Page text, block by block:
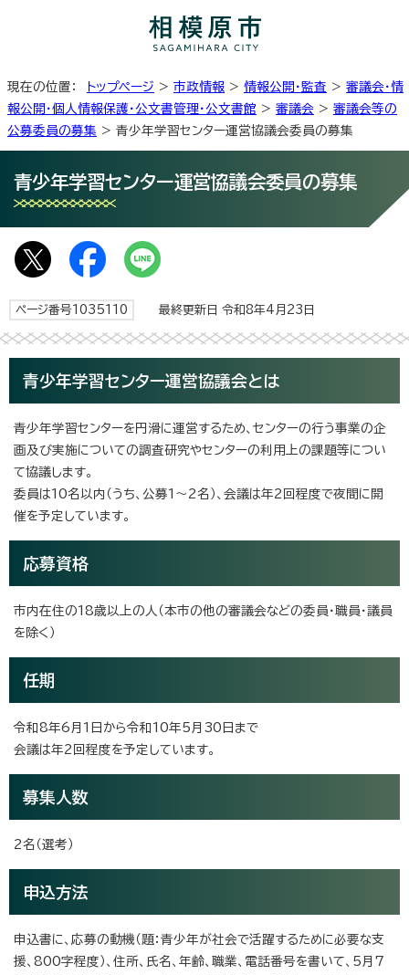
現在の位置： トップページ > 市政情報 > 情報公開・監査 > 審議会・情
報公開・個人情報保護・公文書管理・公文書館 > 審議会 > 審議会等の
公募委員の募集 > 青少年学習センター運営協議会委員の募集
青少年学習センター運営協議会委員の募集
ページ番号1035110 最終更新日 令和8年4月23日
青少年学習センター運営協議会とは
青少年学習センターを円滑に運営するため、センターの行う事業の企
画及び実施についての調査研究やセンターの利用上の課題等につい
て協議します。
委員は10名以内（うち、公募1～2名）、会議は年2回程度で夜間に開
催を予定しています。
応募資格
市内在住の18歳以上の人（本市の他の審議会などの委員・職員・議員
を除く）
任期
令和8年6月1日から令和10年5月30日まで
会議は年2回程度を予定しています。
募集人数
2名（選考）
申込方法
申込書に、応募の動機（題：青少年が社会で活躍するために必要な支
援、800字程度）、住所、氏名、年齢、職業、電話番号を書いて、5月7